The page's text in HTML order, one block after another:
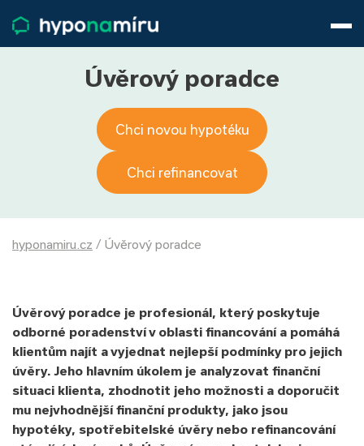
Životní pojištění
Pojištění nemovitosti
O nás
800 688 388
Přihlásit
Úvěrový poradce
Chci novou hypotéku
Chci refinancovat
hyponamiru.cz / Úvěrový poradce
Úvěrový poradce je profesionál, který poskytuje
odborné poradenství v oblasti financování a pomáhá
klientům najít a vyjednat nejlepší podmínky pro jejich
úvěry. Jeho hlavním úkolem je analyzovat finanční
situaci klienta, zhodnotit jeho možnosti a doporučit
mu nejvhodnější finanční produkty, jako jsou
hypotéky, spotřebitelské úvěry nebo refinancování